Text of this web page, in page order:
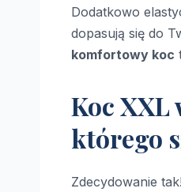
Dodatkowo
dopasują się do
komfortowy koc
Koc XXL
którego
Zdecydowanie